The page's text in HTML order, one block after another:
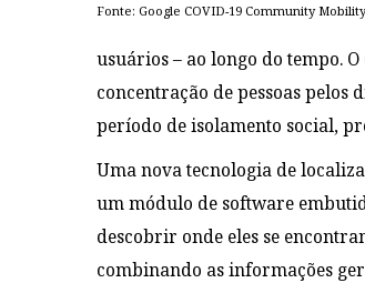
Fonte: Google COVID-19 Community
usuários – ao longo do tempo.
concentração de pessoas pelos
período de isolamento social,
Uma nova tecnologia de
um módulo de software
descobrir onde eles se
combinando as informações